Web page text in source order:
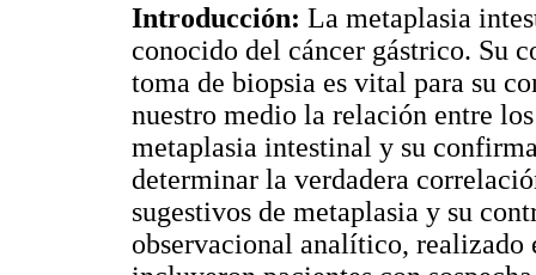
Introducción: La metaplasia
conocido del cáncer gástrico. Su
toma de biopsia es vital para su
nuestro medio la relación entre
metaplasia intestinal y su
determinar la verdadera
sugestivos de metaplasia y su
observacional analítico,